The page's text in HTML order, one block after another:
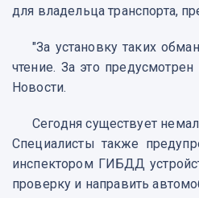
для владельца транспорта,
"За установку таких
чтение. За это
Новости.
Сегодня существует
Специалисты также
инспектором ГИБДД
проверку и направить